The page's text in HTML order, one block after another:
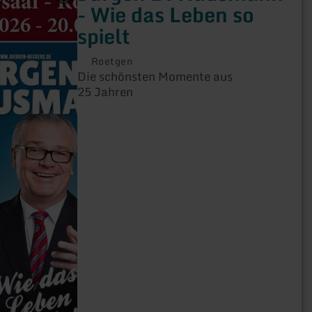
- Wie das Leben so
spielt
Roetgen
Die schönsten Momente aus
25 Jahren